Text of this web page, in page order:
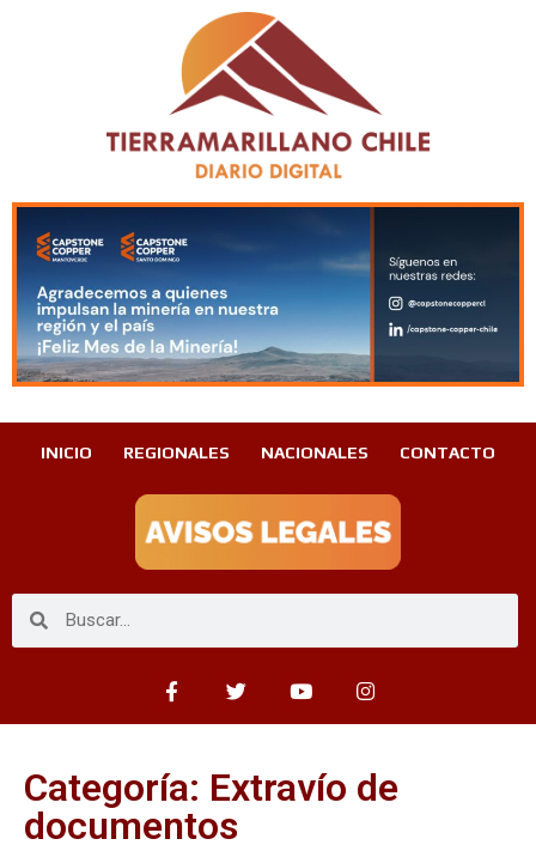
INICIO REGIONALES NACIONALES CONTACTO
Categoría: Extravío de
documentos